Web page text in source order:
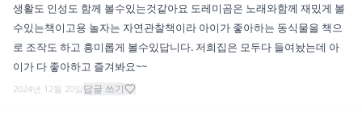
생활도 인성도 함께 볼수있는것같아요 도레미곰은 노래와함께 재밌게 볼
수있는책이고용 놀자는 자연관찰책이라 아이가 좋아하는 동식물을 책으
로 조작도 하고 흥미롭게 볼수있답니다. 저희집은 모두다 들여놨는데 아
이가 다 좋아하고 즐겨봐요~~
2024년 12월 20일 답글 쓰기